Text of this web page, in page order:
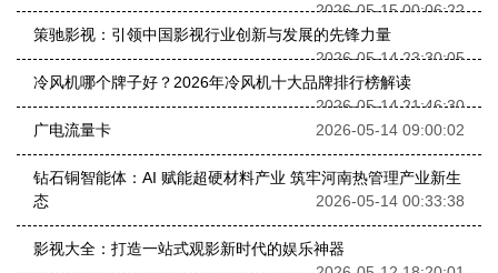
2026-05-15 00:06:22
策驰影视：引领中国影视行业创新与发展的先锋力量
2026-05-14 23:30:05
冷风机哪个牌子好？2026年冷风机十大品牌排行榜解读
2026-05-14 21:46:30
广电流量卡
2026-05-14 09:00:02
钻石铜智能体：AI 赋能超硬材料产业 筑牢河南热管理产业新生
态
2026-05-14 00:33:38
影视大全：打造一站式观影新时代的娱乐神器